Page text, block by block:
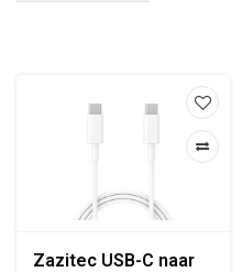
Zazitec USB-C naar